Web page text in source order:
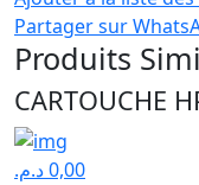
Partager sur
Produits
CARTOUCHE
0,00د.م.